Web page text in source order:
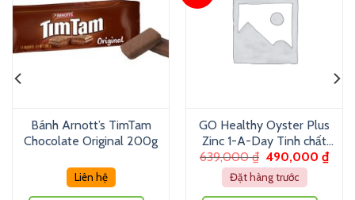
Bánh Arnott’s TimTam
Chocolate Original 200g
Liên hệ
GO Healthy Oyster Plus
Zinc 1-A-Day Tinh chất
hàu (120v)
639,000₫ 490,000 ₫
Đặt hàng trước